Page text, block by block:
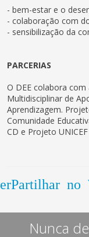
- bem-estar e o
- colaboração com
- sensibilização da
PARCERIAS
O DEE colabora
Multidisciplinar de
Aprendizagem.
Comunidade
CD e Projeto
Partilhar no
Nunca